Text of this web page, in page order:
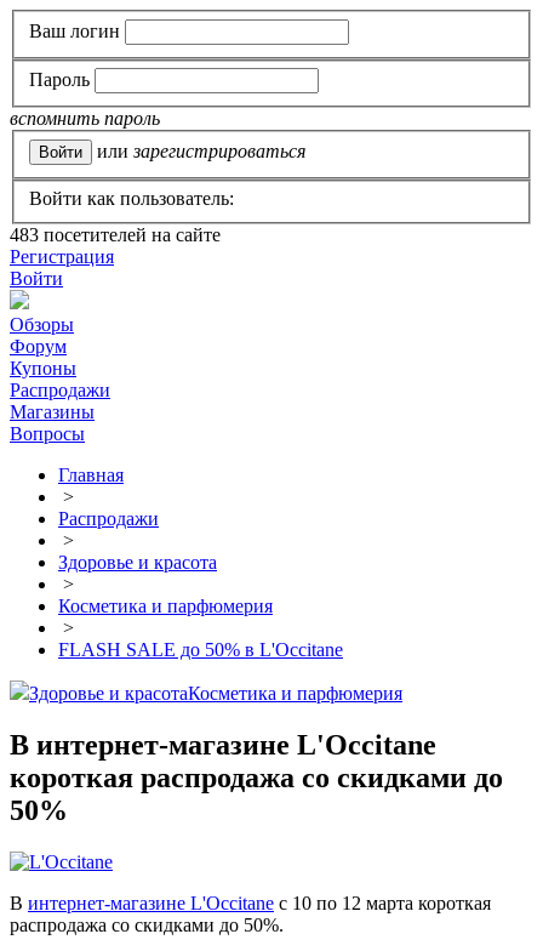
Ваш логин
Пароль
вспомнить пароль
или зарегистрироваться
Войти как пользователь:
483 посетителей на сайте
Регистрация
Войти
Обзоры
Форум
Купоны
Распродажи
Магазины
Вопросы
Главная
>
Распродажи
>
Здоровье и красота
>
Косметика и парфюмерия
>
FLASH SALE до 50% в L'Occitane
Здоровье и красотаКосметика и парфюмерия
В интернет-магазине L'Occitane
короткая распродажа со скидками до
50%
В интернет-магазине L'Occitane с 10 по 12 марта короткая
распродажа со скидками до 50%.